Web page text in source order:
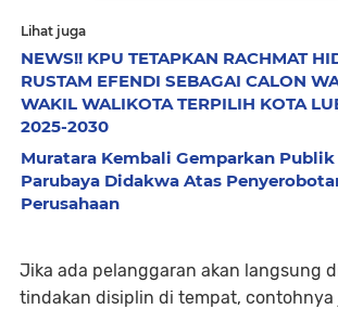
Lihat juga
NEWS!! KPU TETAPKAN RACHMAT
RUSTAM EFENDI SEBAGAI CALON
WAKIL WALIKOTA TERPILIH KOTA
2025-2030
Muratara Kembali Gemparkan
Parubaya Didakwa Atas
Perusahaan
Jika ada pelanggaran akan langsung
tindakan disiplin di tempat, contohnya